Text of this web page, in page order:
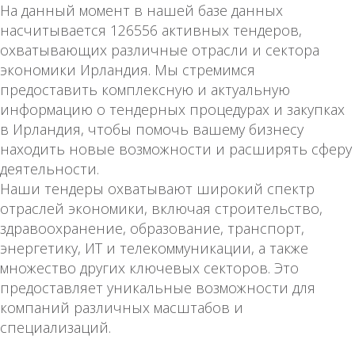
На данный момент в нашей базе данных
насчитывается 126556 активных тендеров,
охватывающих различные отрасли и сектора
экономики Ирландия. Мы стремимся
предоставить комплексную и актуальную
информацию о тендерных процедурах и закупках
в Ирландия, чтобы помочь вашему бизнесу
находить новые возможности и расширять сферу
деятельности.
Наши тендеры охватывают широкий спектр
отраслей экономики, включая строительство,
здравоохранение, образование, транспорт,
энергетику, ИТ и телекоммуникации, а также
множество других ключевых секторов. Это
предоставляет уникальные возможности для
компаний различных масштабов и
специализаций.